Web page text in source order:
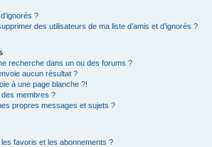
?
des utilisateurs de ma liste d’amis et d’ignorés ?
recherche dans un ou des forums ?
aucun résultat ?
à une page blanche ?!
membres ?
propres messages et sujets ?
favoris et les abonnements ?